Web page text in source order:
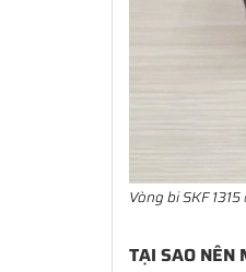
Vòng bi SKF 1315
TẠI SAO NÊN